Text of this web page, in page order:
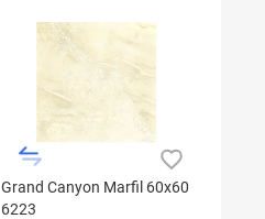
Grand Canyon Marfil 60x60
6223